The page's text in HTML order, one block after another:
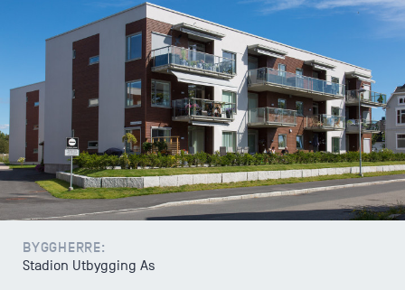
Kontakt oss
Interne ressurser
Leverandørinfo
Varsling
BYGGHERRE:
Stadion Utbygging As